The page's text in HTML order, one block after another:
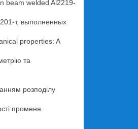
beam welded Al2219-
т, выполненных
properties: A
та
розподілу
променя.